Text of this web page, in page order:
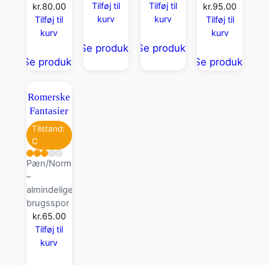
kr.80.00
Tilføj til
kurv
Se produkt
Tilføj til
kurv
Se produkt
Tilføj til
kurv
Se produkt
kr.95.00
Tilføj til
kurv
Se produkt
Romerske
Fantasier
Tilstand:
C
Pæn/Normal
–
almindelige
brugsspor
kr.65.00
Tilføj til
kurv